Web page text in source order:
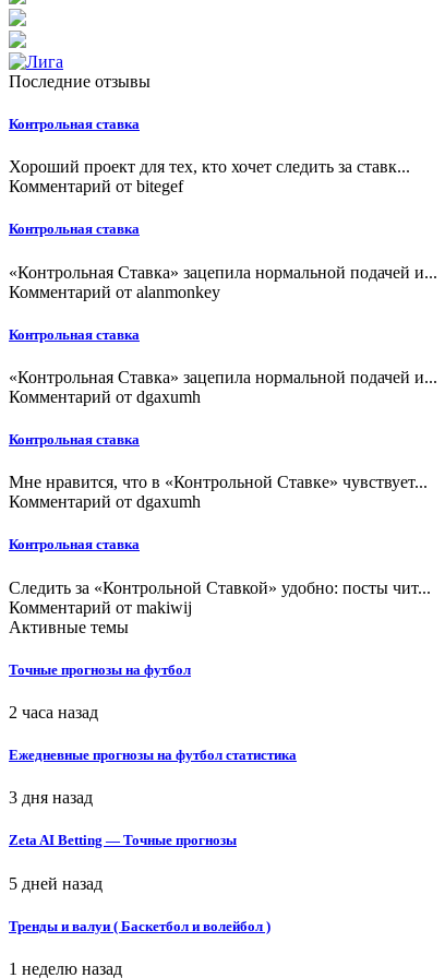
Последние отзывы
Контрольная ставка
Хороший проект для тех, кто хочет следить за ставк...
Комментарий от bitegef
Контрольная ставка
«Контрольная Ставка» зацепила нормальной подачей и...
Комментарий от alanmonkey
Контрольная ставка
«Контрольная Ставка» зацепила нормальной подачей и...
Комментарий от dgaxumh
Контрольная ставка
Мне нравится, что в «Контрольной Ставке» чувствует...
Комментарий от dgaxumh
Контрольная ставка
Следить за «Контрольной Ставкой» удобно: посты чит...
Комментарий от makiwij
Активные темы
Точные прогнозы на футбол
2 часа назад
Ежедневные прогнозы на футбол статистика
3 дня назад
Zeta AI Betting — Точные прогнозы
5 дней назад
Тренды и валуи ( Баскетбол и волейбол )
1 неделю назад